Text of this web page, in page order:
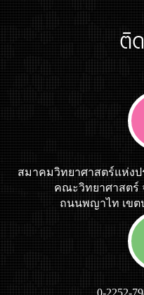
ติ
สมาคมวิทยาศาสตร์แห่ง
คณะวิทยาศาสตร์
ถนนพญาไท เขต
0-2252-